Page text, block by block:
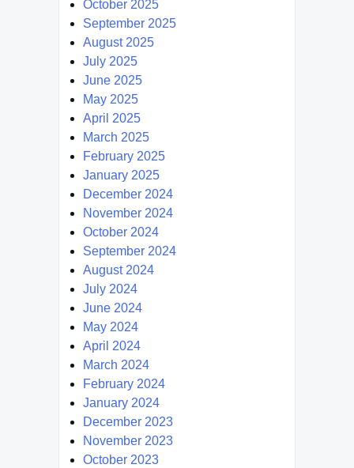
October 2025
September 2025
August 2025
July 2025
June 2025
May 2025
April 2025
March 2025
February 2025
January 2025
December 2024
November 2024
October 2024
September 2024
August 2024
July 2024
June 2024
May 2024
April 2024
March 2024
February 2024
January 2024
December 2023
November 2023
October 2023